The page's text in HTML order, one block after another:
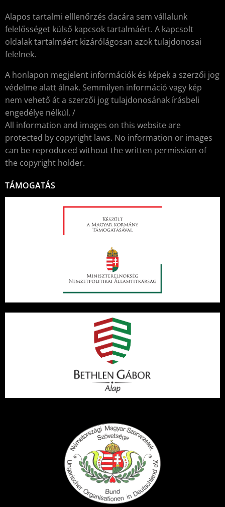
Alapos tartalmi elllenőrzés dacára sem vállalunk
felelősséget külső kapcsok tartalmáért. A kapcsolt
oldalak tartalmáért kizárólágosan azok tulajdonosai
felelnek.
A honlapon megjelent információk és képek a szerzői jog
védelme alatt álnak. Semmilyen információ vagy kép
nem vehető át a szerzői jog tulajdonosának írásbeli
engedélye nélkül. /
All information and images on this website are
protected by copyright laws. No information or images
can be reproduced without the written permission of
the copyright holder.
TÁMOGATÁS